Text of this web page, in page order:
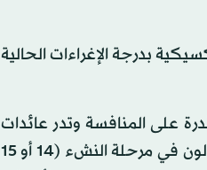
بدرجة الإغراءات الحالية
على المنافسة وتدر عائدات
أكبر للحفاظ تدريجياً على لاعبي الأندية بشكل أكبر وعدم رحيلهم عن صفوف الأندية وهم لا يزالون في مرحلة النشء (14 أو 15